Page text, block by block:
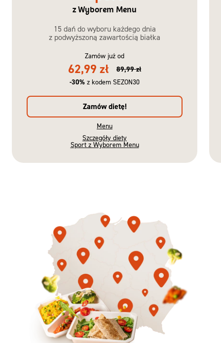
z Wyborem Menu
15 dań do wyboru każdego dnia
z podwyższoną zawartością białka
Zamów już od
62,99 zł
89,99 zł
-30% z kodem SEZON30
Zamów dietę!
Menu
Szczegóły diety
Sport z Wyborem Menu